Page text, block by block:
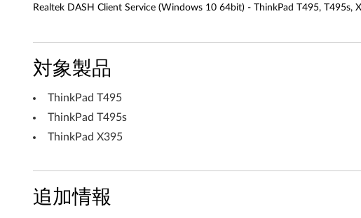
t
S
e
r
v
c
e
Realtek DASH Client Service (Windows 10 64bit) - ThinkPad T495, T495s,
対象製品
ThinkPad T495
ThinkPad T495s
ThinkPad X395
追加情報